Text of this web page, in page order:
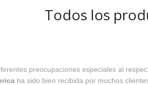
Todos los
preocupaciones especiales al
ha sido bien recibida por muchos